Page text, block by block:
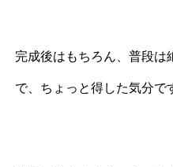
完成後はもちろん、普段は
で、ちょっと得した気分で